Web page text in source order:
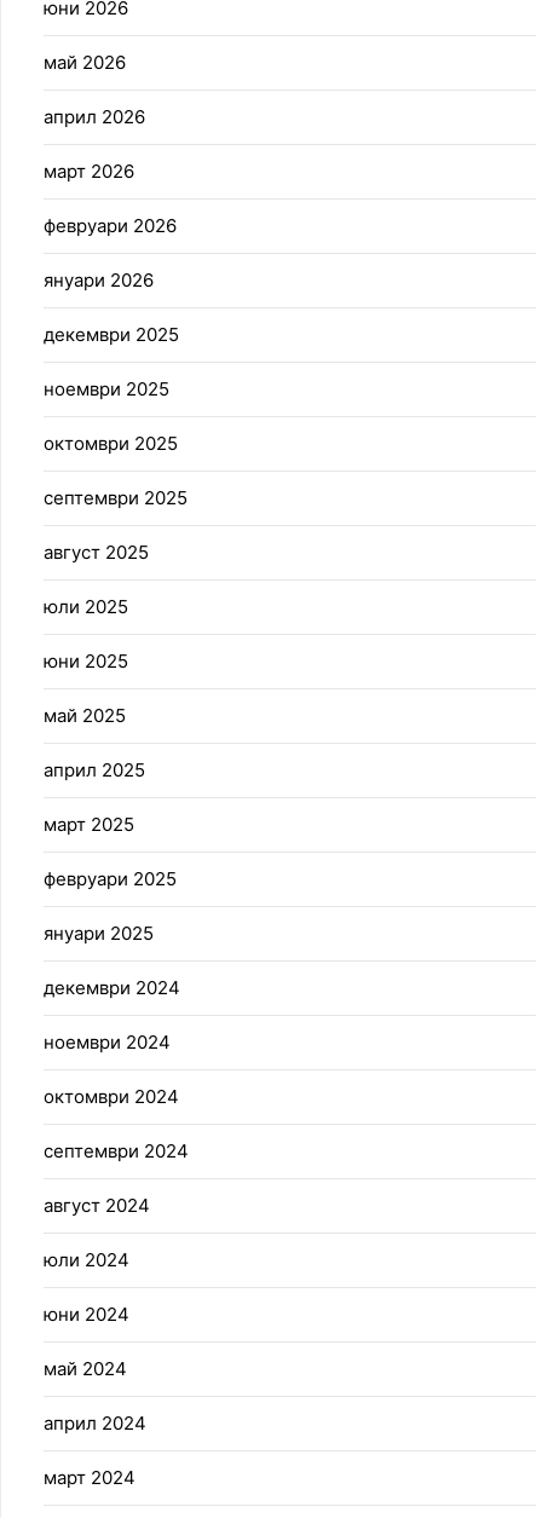
юни 2026
май 2026
април 2026
март 2026
февруари 2026
януари 2026
декември 2025
ноември 2025
октомври 2025
септември 2025
август 2025
юли 2025
юни 2025
май 2025
април 2025
март 2025
февруари 2025
януари 2025
декември 2024
ноември 2024
октомври 2024
септември 2024
август 2024
юли 2024
юни 2024
май 2024
април 2024
март 2024